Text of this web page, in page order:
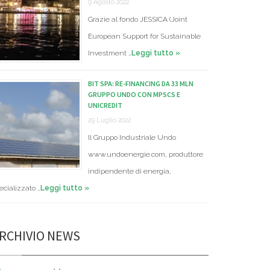
9 Agosto 2022
Grazie al fondo JESSICA (Joint
European Support for Sustainable
Investment …Leggi tutto »
BIT SPA: RE-FINANCING DA 33 MLN
GRUPPO UNDO CON MPSCS E
UNICREDIT
29 Luglio 2022
Il Gruppo Industriale Undo
www.undoenergie.com, produttore
indipendente di energia,
…Leggi tutto »
NEWS